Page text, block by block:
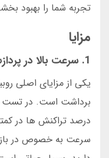
تجربه شما را بهبود
مزایا
1. سرعت بالا در پردازش تراکنش ها
یکی از مزایای اصلی
سرعت به خصوص در